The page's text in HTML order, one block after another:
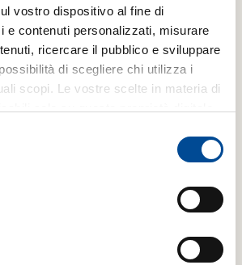
vostro dispositivo al fine di
e contenuti personalizzati, misurare
ricercare il pubblico e sviluppare
di scegliere chi utilizza i
scopi. Le vostre scelte in materia di
il proprio consenso in qualsiasi
sui cookie o facendo clic
informazioni sulla tua posizione
completa al link *
info/privacy).
e) “desidero ricevere comunicazioni
e pubblicitarie”, acconsento al